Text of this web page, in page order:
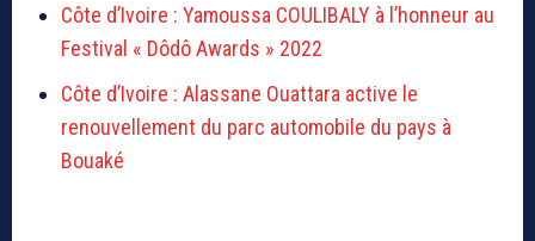
Côte d’Ivoire : Yamoussa COULIBALY à l’honneur au
Festival « Dôdô Awards » 2022
Côte d’Ivoire : Alassane Ouattara active le
renouvellement du parc automobile du pays à
Bouaké